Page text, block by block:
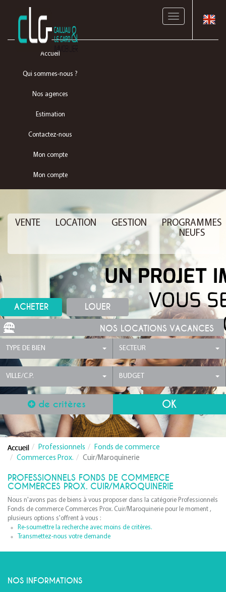
Toggle
Accueil
Qui sommes-nous ?
Nos agences
Estimation
Contactez-nous
Mon compte
Mon compte
VENTE LOCATION GESTION
PROGRAMMES
NEUFS
ACHETER LOUER
NOS LOCATIONS VACANCES
TYPE DE BIEN SECTEUR
VILLE/C.P. BUDGET
de critères
Professionnels
Fonds de commerce
Commerces Prox.
Cuir/Maroquinerie
PROFESSIONNELS FONDS DE COMMERCE
COMMERCES PROX. CUIR/MAROQUINERIE
Nous n'avons pas de biens à vous proposer dans la catégorie Professionnels
Fonds de commerce Commerces Prox. Cuir/Maroquinerie pour le moment ,
plusieurs options s'offrent à vous :
Re-soumettre la recherche avec moins de critères.
Transmettez-nous votre demande
NOS INFORMATIONS